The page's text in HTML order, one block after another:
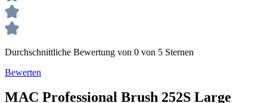
Durchschnittliche Bewertung von 0 von 5 Sternen
Bewerten
MAC Professional Brush 252S Large